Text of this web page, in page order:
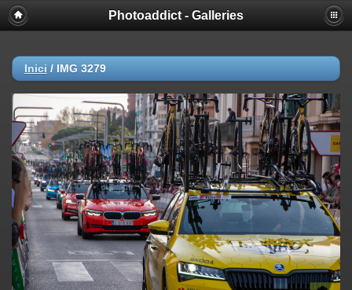
Photoaddict - Galleries
Inici / IMG 3279